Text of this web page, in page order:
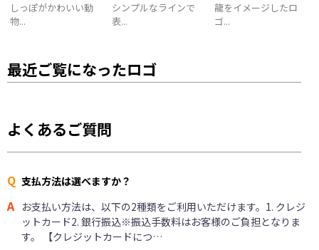
しっぽがかわいい動
物...
シンプルなラインで
表...
龍をイメージしたロ
ゴ...
最近ご覧になったロゴ
よくあるご質問
Q 支払方法は選べますか？
A お支払い方法は、以下の2種類をご利用いただけます。1. クレジ
ットカード2. 銀行振込※振込手数料はお客様のご負担となりま
す。 【クレジットカードにつ…